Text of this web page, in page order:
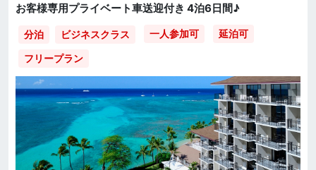
お客様専用プライベート車送迎付き 4泊6日間♪
分泊 ビジネスクラス 一人参加可 延泊可
フリープラン